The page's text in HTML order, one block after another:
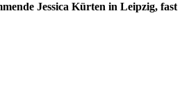
Jessica Kürten in Leipzig, fast